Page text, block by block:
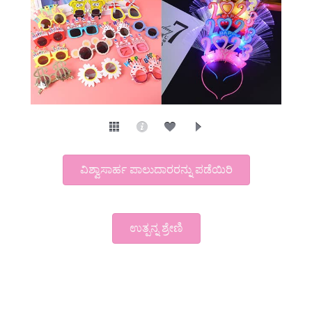
ವಿಶ್ವಾಸಾರ್ಹ ಪಾಲುದಾರರನ್ನು ಪಡೆಯಿರಿ
ಉತ್ಪನ್ನ ಶ್ರೇಣಿ